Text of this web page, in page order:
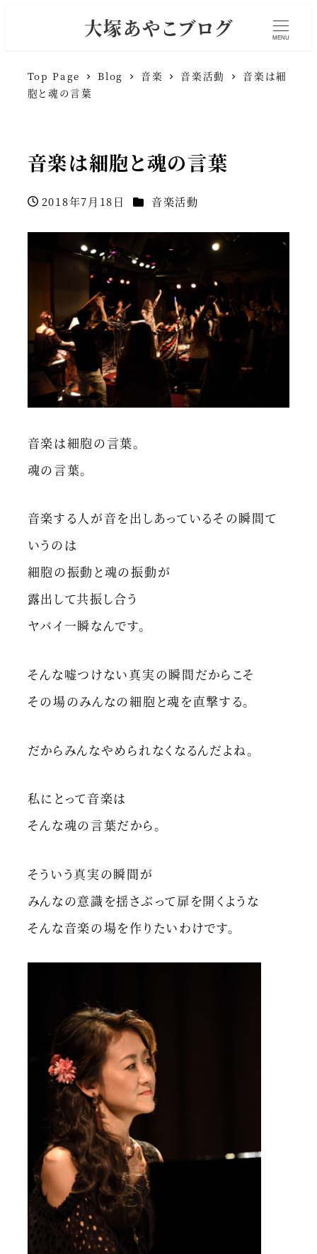
大塚あやこブログ MENU
Top Page Blog 音楽 音楽活動
音楽は細
胞と魂の言葉
音楽は細胞と魂の言葉
投稿日
2018年7月18日 カテゴリー
音楽活動
音楽は細胞の言葉。
魂の言葉。
音楽する人が音を出しあっているその瞬間て
いうのは
細胞の振動と魂の振動が
露出して共振し合う
ヤバイ一瞬なんです。
そんな嘘つけない真実の瞬間だからこそ
その場のみんなの細胞と魂を直撃する。
だからみんなやめられなくなるんだよね。
私にとって音楽は
そんな魂の言葉だから。
そういう真実の瞬間が
みんなの意識を揺さぶって扉を開くような
そんな音楽の場を作りたいわけです。